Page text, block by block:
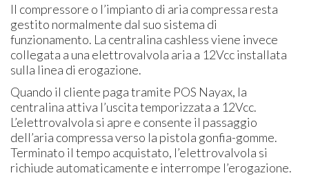
Il compressore o l’impianto di aria compressa resta
gestito normalmente dal suo sistema di
funzionamento. La centralina cashless viene invece
collegata a una elettrovalvola aria a 12Vcc installata
sulla linea di erogazione.
Quando il cliente paga tramite POS Nayax, la
centralina attiva l’uscita temporizzata a 12Vcc.
L’elettrovalvola si apre e consente il passaggio
dell’aria compressa verso la pistola gonfia-gomme.
Terminato il tempo acquistato, l’elettrovalvola si
richiude automaticamente e interrompe l’erogazione.